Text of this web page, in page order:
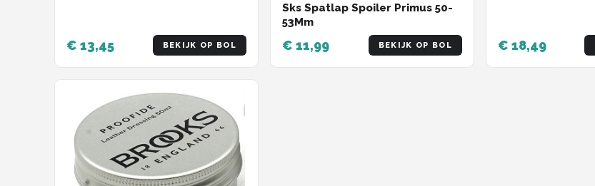
€ 13,45 BEKIJK OP BOL
Sks Spatlap Spoiler Primus 50-
53Mm
€ 11,99 BEKIJK OP BOL € 18,49